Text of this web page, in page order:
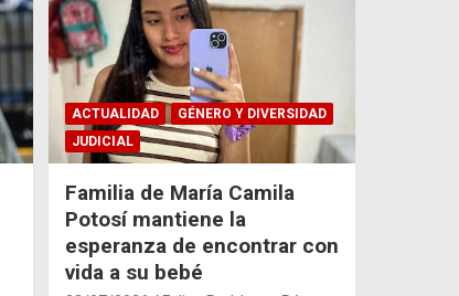
ACTUALIDAD
GÉNERO Y DIVERSIDAD
JUDICIAL
Familia de María Camila
Potosí mantiene la
esperanza de encontrar con
vida a su bebé